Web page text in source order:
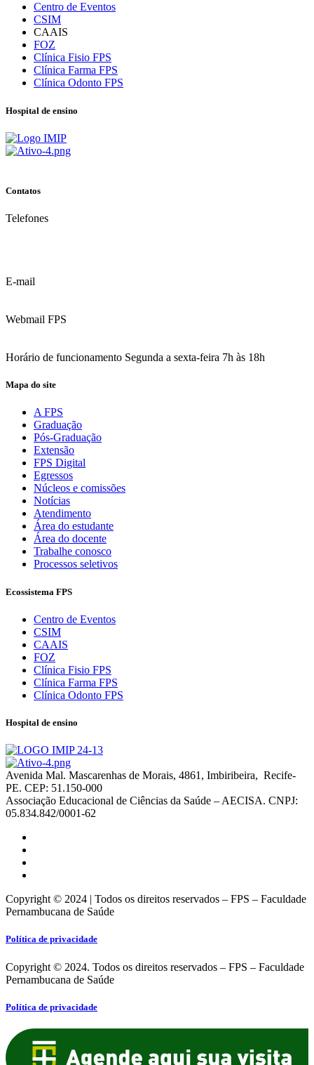
Centro de Eventos
CSIM
CAAIS
FOZ
Clínica Fisio FPS
Clínica Farma FPS
Clínica Odonto FPS
Hospital de ensino
Contatos
Telefones
E-mail
Webmail FPS
Horário de funcionamento Segunda a sexta-feira 7h às 18h
Mapa do site
A FPS
Graduação
Pós-Graduação
Extensão
FPS Digital
Egressos
Núcleos e comissões
Notícias
Atendimento
Área do estudante
Área do docente
Trabalhe conosco
Processos seletivos
Ecossistema FPS
Centro de Eventos
CSIM
CAAIS
FOZ
Clínica Fisio FPS
Clínica Farma FPS
Clínica Odonto FPS
Hospital de ensino
Avenida Mal. Mascarenhas de Morais, 4861, Imbiribeira, Recife-
PE. CEP: 51.150-000
Associação Educacional de Ciências da Saúde – AECISA. CNPJ:
05.834.842/0001-62
Copyright © 2024 | Todos os direitos reservados – FPS – Faculdade
Pernambucana de Saúde
Política de privacidade
Copyright © 2024. Todos os direitos reservados – FPS – Faculdade
Pernambucana de Saúde
Política de privacidade